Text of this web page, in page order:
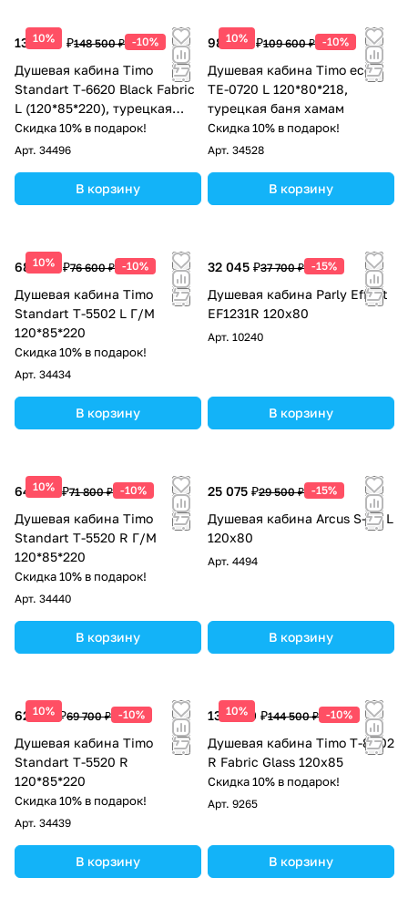
10%
133 650 ₽148 500 ₽ -10%
Душевая кабина Timo
Standart T-6620 Black Fabric
L (120*85*220), турецкая
баня хамам
Скидка 10% в подарок!
Арт. 34496
В корзину
10%
98 640 ₽109 600 ₽ -10%
Душевая кабина Timo eco
TE-0720 L 120*80*218,
турецкая баня хамам
Скидка 10% в подарок!
Арт. 34528
В корзину
10%
68 940 ₽76 600 ₽ -10%
Душевая кабина Timo
Standart Т-5502 L Г/М
120*85*220
Скидка 10% в подарок!
Арт. 34434
В корзину
32 045 ₽37 700 ₽ -15%
Душевая кабина Parly Effect
EF1231R 120x80
Арт. 10240
В корзину
10%
64 620 ₽71 800 ₽ -10%
Душевая кабина Timo
Standart Т-5520 R Г/М
120*85*220
Скидка 10% в подарок!
Арт. 34440
В корзину
25 075 ₽29 500 ₽ -15%
Душевая кабина Arcus S-08 L
120x80
Арт. 4494
В корзину
10%
62 730 ₽69 700 ₽ -10%
Душевая кабина Timo
Standart Т-5520 R
120*85*220
Скидка 10% в подарок!
Арт. 34439
В корзину
10%
130 050 ₽144 500 ₽ -10%
Душевая кабина Timo T-8802
R Fabric Glass 120х85
Скидка 10% в подарок!
Арт. 9265
В корзину